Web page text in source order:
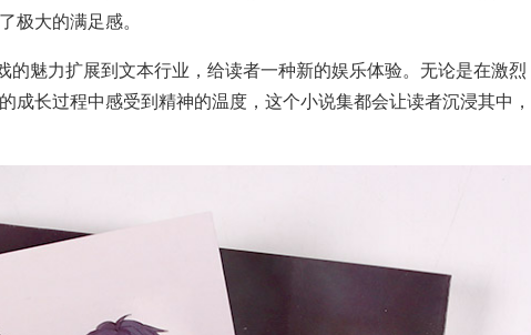
极大的满足感。
的魅力扩展到文本行业，给读者一种新的娱乐体验。无论是在激烈
成长过程中感受到精神的温度，这个小说集都会让读者沉浸其中，